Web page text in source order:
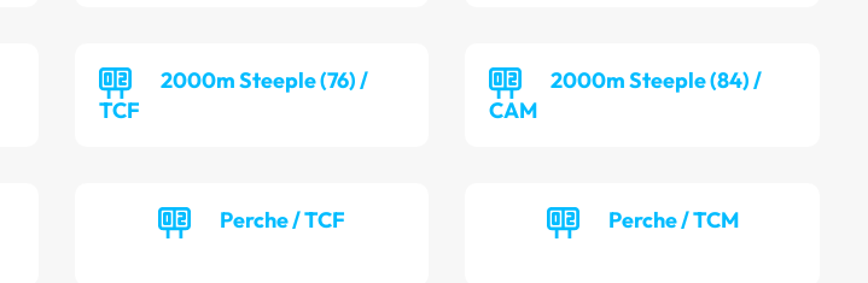
2000m Steeple (76) /
TCF
2000m Steeple (84) /
CAM
Perche / TCF Perche / TCM